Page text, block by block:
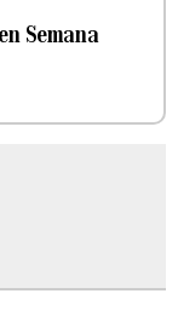
Semana